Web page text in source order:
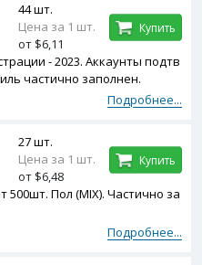
- 2023. Аккаунты подтв
частично заполнен.
Подробнее...
44 шт.
Цена за 1 шт.
от $6,11
Купить
Пол (MIX). Частично за
Подробнее...
27 шт.
Цена за 1 шт.
от $6,48
Купить